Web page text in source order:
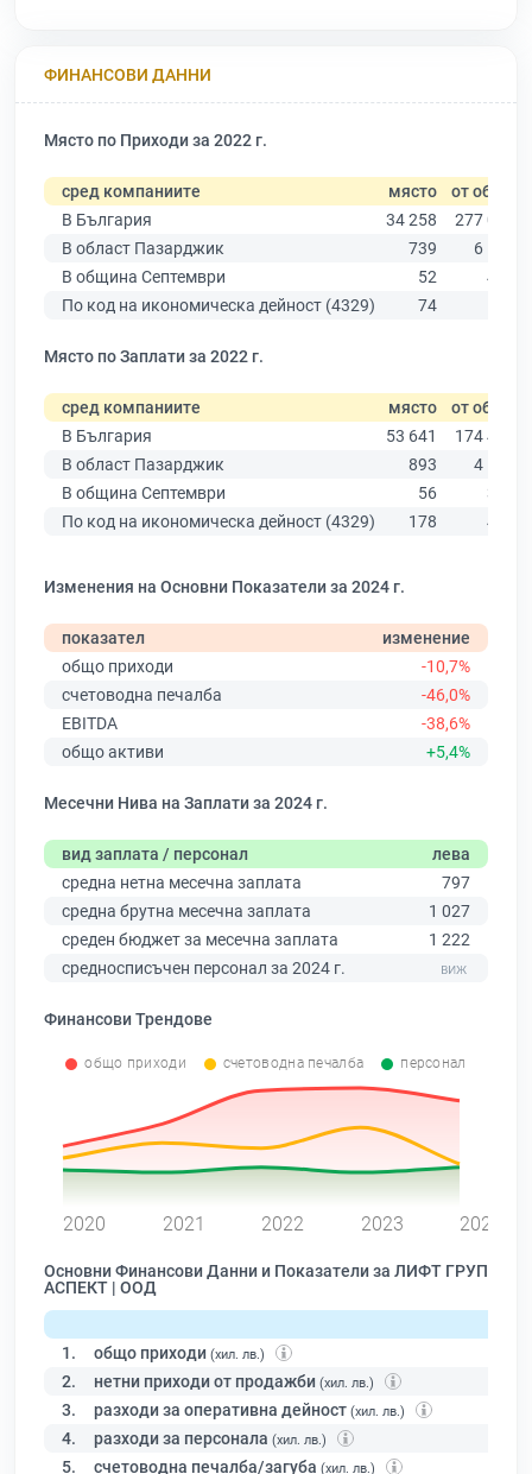
ФИНАНСОВИ ДАННИ
Място по Приходи за 2022 г.
сред компаниите място от общо
В България
34 258
277 019
В област Пазарджик
739
6 511
В община Септември
52
437
По код на икономическа дейност (4329)
74
Място по Заплати за 2022 г.
сред компаниите място от общо
В България
53 641
174 403
В област Пазарджик
893
4 545
В община Септември
56
312
По код на икономическа дейност (4329)
178 451
Изменения на Основни Показатели за 2024 г.
показател
изменение
общо приходи
-10,7%
счетоводна печалба
-46,0%
EBITDA
-38,6%
общо активи
+5,4%
Месечни Нива на Заплати за 2024 г.
вид заплата / персонал
лева
средна нетна месечна заплата
797
средна брутна месечна заплата
1 027
среден бюджет за месечна заплата
1 222
средносписъчен персонал за 2024 г.
Финансови Трендове
общо приходи счетоводна печалба персонал
2020 2021 2022 2023 2024
Основни Финансови Данни и Показатели за ЛИФТ ГРУП
АСПЕКТ | ООД
1. общо приходи (хил. лв.)
2. нетни приходи от продажби (хил. лв.)
3. разходи за оперативна дейност (хил. лв.)
4. разходи за персонала (хил. лв.)
5. счетоводна печалба/загуба (хил. лв.)